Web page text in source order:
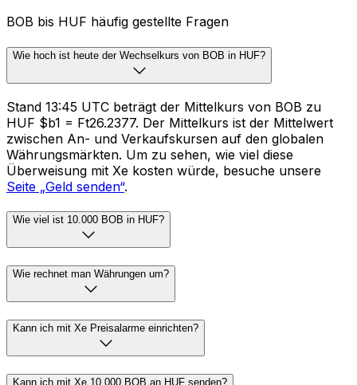
BOB bis HUF häufig gestellte Fragen
Wie hoch ist heute der Wechselkurs von BOB in HUF?
Stand 13:45 UTC beträgt der Mittelkurs von BOB zu
HUF $b1 = Ft26.2377. Der Mittelkurs ist der Mittelwert
zwischen An- und Verkaufskursen auf den globalen
Währungsmärkten. Um zu sehen, wie viel diese
Überweisung mit Xe kosten würde, besuche unsere
Seite „Geld senden“.
Wie viel ist 10.000 BOB in HUF?
Wie rechnet man Währungen um?
Kann ich mit Xe Preisalarme einrichten?
Kann ich mit Xe 10.000 BOB an HUF senden?